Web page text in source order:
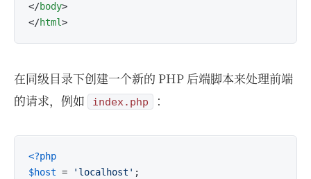
</body>
</html>
在同级目录下创建一个新的 PHP 后端脚本来处理前端
的请求，例如
index.php ：
<?php
$host = 'localhost'